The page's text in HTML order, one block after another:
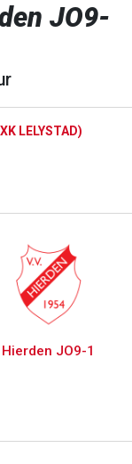
JO9-
LELYSTAD)
Hierden JO9-1